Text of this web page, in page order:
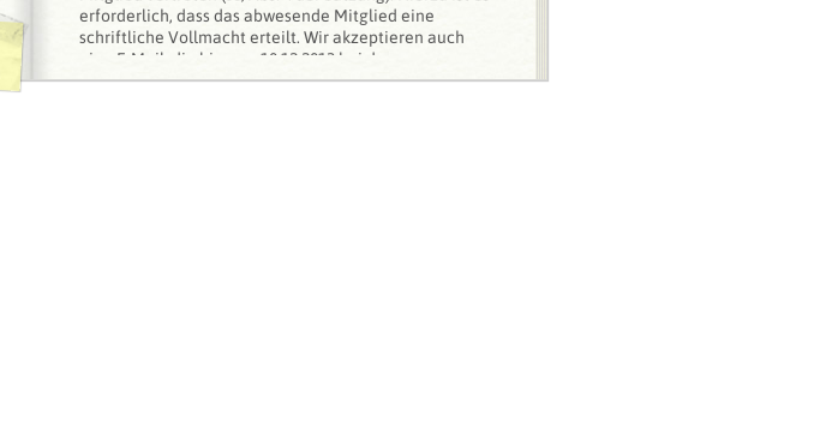
erforderlich, dass das abwesende Mitglied eine
schriftliche Vollmacht erteilt. Wir akzeptieren auch
eine E-Mail, die bis zum 10.12.2013 bei der
Geschäftsstelle unter kontakt@ihmg.de eingeht und